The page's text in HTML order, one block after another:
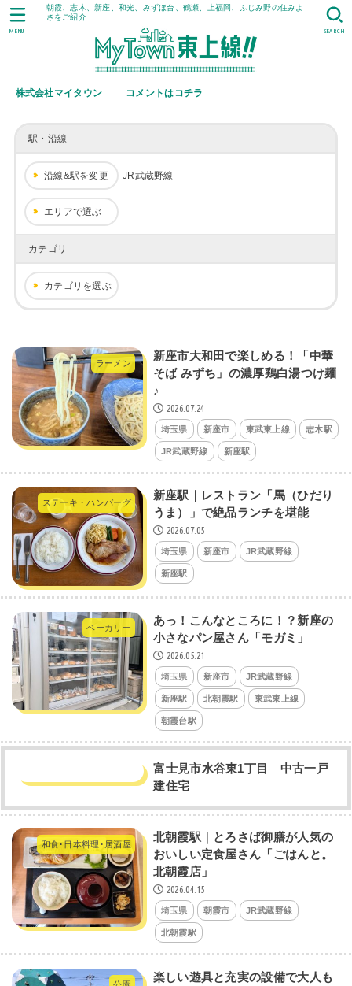
朝霞、志木、新座、和光、みずほ台、鶴瀬、上福岡、ふじみ野の住みよ
さをご紹介
株式会社マイタウン コメントはコチラ
SEARCH
MENU
駅・沿線
沿線&駅を変更 JR武蔵野線
エリアで選ぶ
カテゴリ
カテゴリを選ぶ
ラーメン
新座市大和田で楽しめる！「中華
そば みずち」の濃厚鶏白湯つけ麺
♪
2026.07.24
埼玉県 新座市 東武東上線 志木駅
JR武蔵野線 新座駅
ステーキ・ハンバーグ
新座駅｜レストラン「馬（ひだり
うま）」で絶品ランチを堪能
2026.07.05
埼玉県 新座市 JR武蔵野線
新座駅
ベーカリー
あっ！こんなところに！？新座の
小さなパン屋さん「モガミ」
2026.05.21
埼玉県 新座市 JR武蔵野線
新座駅 北朝霞駅 東武東上線
朝霞台駅
富士見市水谷東1丁目 中古一戸
建住宅
和食･日本料理･居酒屋
北朝霞駅｜とろさば御膳が人気の
おいしい定食屋さん「ごはんと。
北朝霞店」
2026.04.15
埼玉県 朝霞市 JR武蔵野線
北朝霞駅
楽しい遊具と充実の設備で大人も